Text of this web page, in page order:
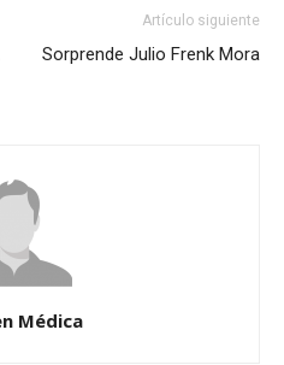
Artículo siguiente
Sorprende Julio Frenk Mora
Médica